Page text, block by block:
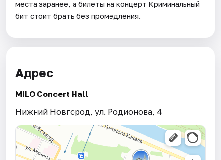
места заранее, а билеты на концерт Криминальный
бит стоит брать без промедления.
Адрес
MILO Concert Hall
Нижний Новгород, ул. Родионова, 4